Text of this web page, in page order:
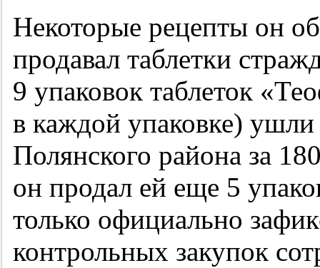
Некоторые рецепты он
продавал таблетки
9 упаковок таблеток
в каждой упаковке)
Полянского района за
он продал ей еще 5
только официально
контрольных закупок